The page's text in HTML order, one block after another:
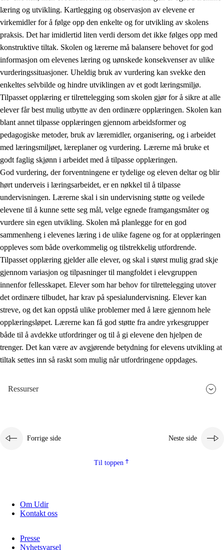
læring og utvikling. Kartlegging og observasjon av elevene er
virkemidler for å følge opp den enkelte og for utvikling av skolens
praksis. Det har imidlertid liten verdi dersom det ikke følges opp med
konstruktive tiltak. Skolen og lærerne må balansere behovet for god
informasjon om elevenes læring og uønskede konsekvenser av ulike
vurderingssituasjoner. Uheldig bruk av vurdering kan svekke den
enkeltes selvbilde og hindre utviklingen av et godt læringsmiljø.
Tilpasset opplæring er tilrettelegging som skolen gjør for å sikre at alle
elever får best mulig utbytte av den ordinære opplæringen. Skolen kan
blant annet tilpasse opplæringen gjennom arbeidsformer og
pedagogiske metoder, bruk av læremidler, organisering, og i arbeidet
med læringsmiljøet, læreplaner og vurdering. Lærerne må bruke et
godt faglig skjønn i arbeidet med å tilpasse opplæringen.
God vurdering, der forventningene er tydelige og eleven deltar og blir
hørt underveis i læringsarbeidet, er en nøkkel til å tilpasse
undervisningen. Lærerne skal i sin undervisning støtte og veilede
elevene til å kunne sette seg mål, velge egnede framgangsmåter og
vurdere sin egen utvikling. Skolen må planlegge for en god
sammenheng i elevenes læring i de ulike fagene og for at opplæringen
oppleves som både overkommelig og tilstrekkelig utfordrende.
Tilpasset opplæring gjelder alle elever, og skal i størst mulig grad skje
gjennom variasjon og tilpasninger til mangfoldet i elevgruppen
innenfor fellesskapet. Elever som har behov for tilrettelegging utover
det ordinære tilbudet, har krav på spesialundervisning. Elever kan
streve, og det kan oppstå ulike problemer med å lære gjennom hele
opplæringsløpet. Lærerne kan få god støtte fra andre yrkesgrupper
både til å avdekke utfordringer og til å gi elevene den hjelpen de
trenger. Det kan være av avgjørende betydning for elevens utvikling at
tiltak settes inn så raskt som mulig når utfordringene oppdages.
Ressurser
Forrige side Neste side
Til toppen
Om Udir
Kontakt oss
Presse
Nyhetsvarsel